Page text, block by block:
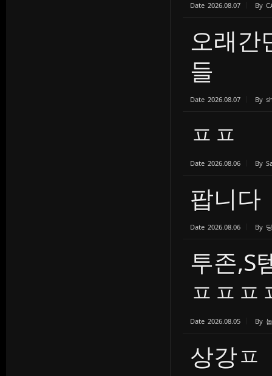
Date 2026.08.07 By
오래간
들
Date 2026.08.07 By
ㅍㅍ
Date 2026.08.06 By
팝니다
Date 2026.08.06 By 딩
투존,S
ㅍㅍㅍ
Date 2026.08.05 By
상강ㅍ